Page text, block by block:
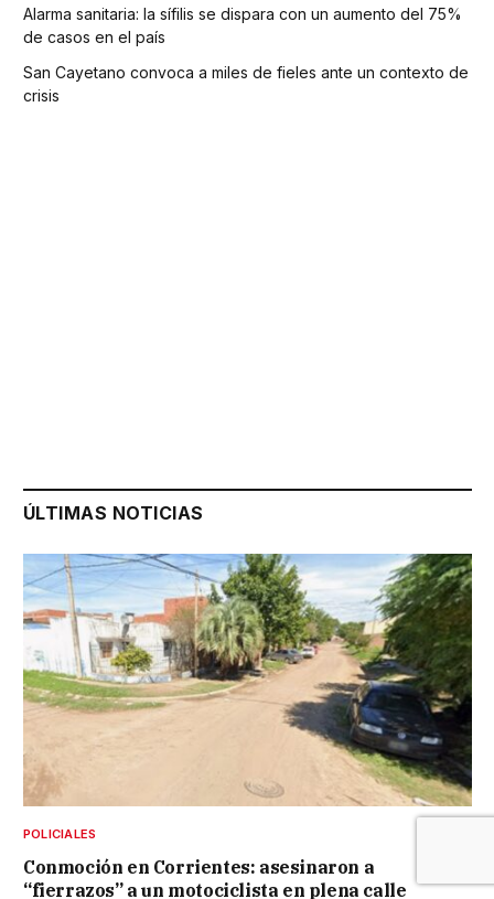
Alarma sanitaria: la sífilis se dispara con un aumento del 75%
de casos en el país
San Cayetano convoca a miles de fieles ante un contexto de
crisis
ÚLTIMAS NOTICIAS
POLICIALES
Conmoción en Corrientes: asesinaron a
“fierrazos” a un motociclista en plena calle